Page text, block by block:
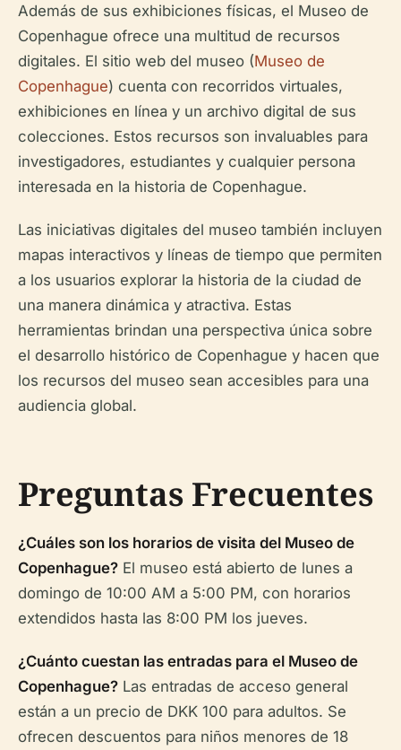
Además de sus exhibiciones físicas, el Museo de
Copenhague ofrece una multitud de recursos
digitales. El sitio web del museo (Museo de
Copenhague) cuenta con recorridos virtuales,
exhibiciones en línea y un archivo digital de sus
colecciones. Estos recursos son invaluables para
investigadores, estudiantes y cualquier persona
interesada en la historia de Copenhague.
Las iniciativas digitales del museo también incluyen
mapas interactivos y líneas de tiempo que permiten
a los usuarios explorar la historia de la ciudad de
una manera dinámica y atractiva. Estas
herramientas brindan una perspectiva única sobre
el desarrollo histórico de Copenhague y hacen que
los recursos del museo sean accesibles para una
audiencia global.
Preguntas Frecuentes
¿Cuáles son los horarios de visita del Museo de
Copenhague? El museo está abierto de lunes a
domingo de 10:00 AM a 5:00 PM, con horarios
extendidos hasta las 8:00 PM los jueves.
¿Cuánto cuestan las entradas para el Museo de
Copenhague? Las entradas de acceso general
están a un precio de DKK 100 para adultos. Se
ofrecen descuentos para niños menores de 18